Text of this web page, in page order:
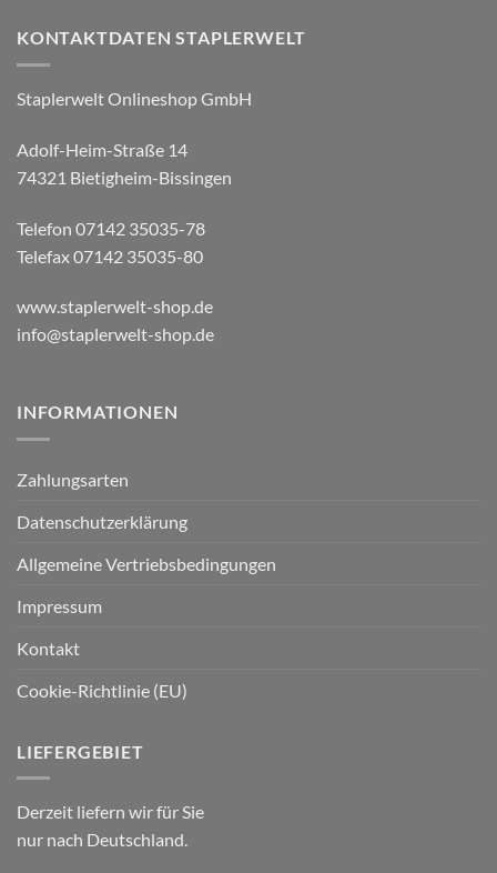
KONTAKTDATEN STAPLERWELT
Staplerwelt Onlineshop GmbH
Adolf-Heim-Straße 14
74321 Bietigheim-Bissingen
Telefon 07142 35035-78
Telefax 07142 35035-80
www.staplerwelt-shop.de
info@staplerwelt-shop.de
INFORMATIONEN
Zahlungsarten
Datenschutzerklärung
Allgemeine Vertriebsbedingungen
Impressum
Kontakt
Cookie-Richtlinie (EU)
LIEFERGEBIET
Derzeit liefern wir für Sie
nur nach Deutschland.